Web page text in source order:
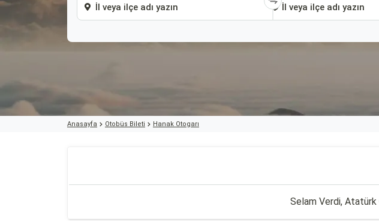
Anasayfa Otobüs Bileti Hanak Otogarı
Selam Verdi, Atatürk